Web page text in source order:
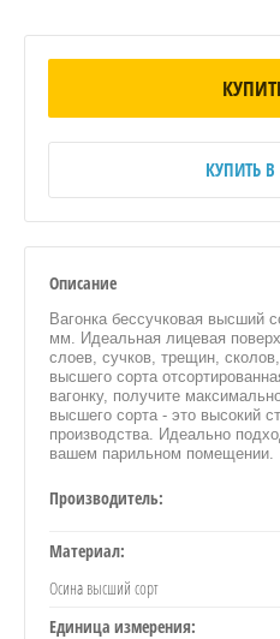
КУПИТЬ
Описание
Вагонка бессучковая высший
мм. Идеальная лицевая
слоев, сучков, трещин,
высшего сорта
вагонку, получите
высшего сорта - это высокий
производства. Идеально
вашем парильном помещении.
Производитель:
Материал:
Осина высший сорт
Единица измерения: